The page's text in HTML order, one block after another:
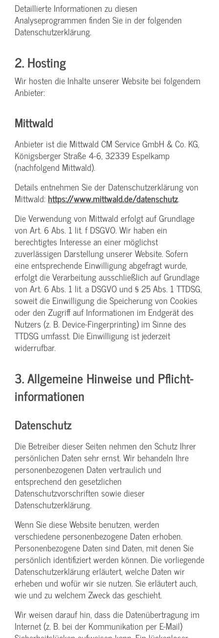
Detaillierte Informationen zu diesen
Analyseprogrammen finden Sie in der folgenden
Datenschutzerklärung.
2. Hosting
Wir hosten die Inhalte unserer Website bei folgendem
Anbieter:
Mittwald
Anbieter ist die Mittwald CM Service GmbH & Co. KG,
Königsberger Straße 4-6, 32339 Espelkamp
(nachfolgend Mittwald).
Details entnehmen Sie der Datenschutzerklärung von
Mittwald: https://www.mittwald.de/datenschutz.
Die Verwendung von Mittwald erfolgt auf Grundlage
von Art. 6 Abs. 1 lit. f DSGVO. Wir haben ein
berechtigtes Interesse an einer möglichst
zuverlässigen Darstellung unserer Website. Sofern
eine entsprechende Einwilligung abgefragt wurde,
erfolgt die Verarbeitung ausschließlich auf Grundlage
von Art. 6 Abs. 1 lit. a DSGVO und § 25 Abs. 1 TTDSG,
soweit die Einwilligung die Speicherung von Cookies
oder den Zugriff auf Informationen im Endgerät des
Nutzers (z. B. Device-Fingerprinting) im Sinne des
TTDSG umfasst. Die Einwilligung ist jederzeit
widerrufbar.
3. Allgemeine Hinweise und Pflicht­
informationen
Datenschutz
Die Betreiber dieser Seiten nehmen den Schutz Ihrer
persönlichen Daten sehr ernst. Wir behandeln Ihre
personenbezogenen Daten vertraulich und
entsprechend den gesetzlichen
Datenschutzvorschriften sowie dieser
Datenschutzerklärung.
Wenn Sie diese Website benutzen, werden
verschiedene personenbezogene Daten erhoben.
Personenbezogene Daten sind Daten, mit denen Sie
persönlich identifiziert werden können. Die vorliegende
Datenschutzerklärung erläutert, welche Daten wir
erheben und wofür wir sie nutzen. Sie erläutert auch,
wie und zu welchem Zweck das geschieht.
Wir weisen darauf hin, dass die Datenübertragung im
Internet (z. B. bei der Kommunikation per E-Mail)